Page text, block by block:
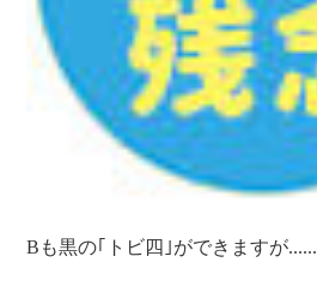
Bも黒の｢トビ四｣ができますが......